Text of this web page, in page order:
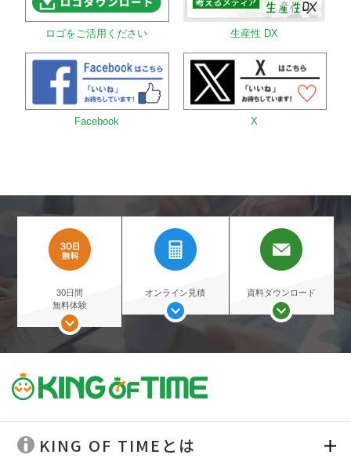
ロゴをご活用ください 生産性 DX
Facebook X
30日間
無料体験
オンライン見積 資料ダウンロード
KING OF TIMEとは